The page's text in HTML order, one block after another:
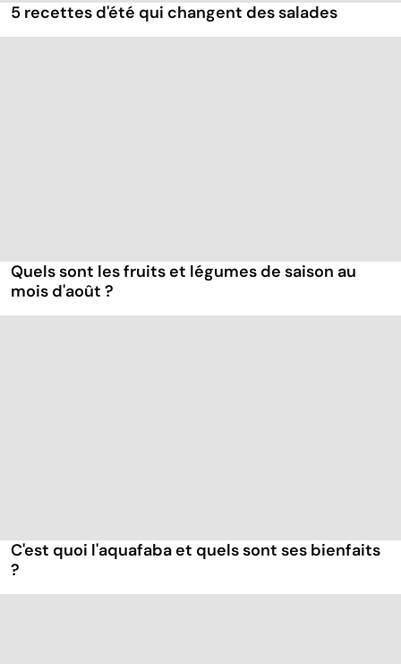
5 recettes d'été qui changent des salades
Quels sont les fruits et légumes de saison au
mois d'août ?
C'est quoi l'aquafaba et quels sont ses bienfaits
?